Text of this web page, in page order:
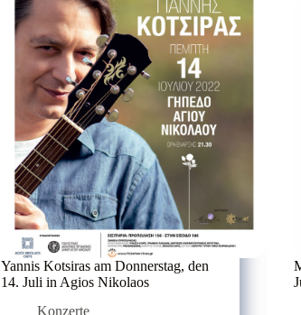
August
im
Gartentheater
in
Heraklion
Yannis Kotsiras am Donnerstag, den
14. Juli in Agios Nikolaos
Konzerte